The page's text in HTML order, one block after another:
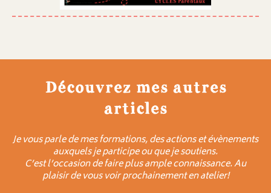
Découvrez mes autres
articles
Je vous parle de mes formations, des actions et évènements
auxquels je participe ou que je soutiens.
C’est l’occasion de faire plus ample connaissance. Au
plaisir de vous voir prochainement en atelier!